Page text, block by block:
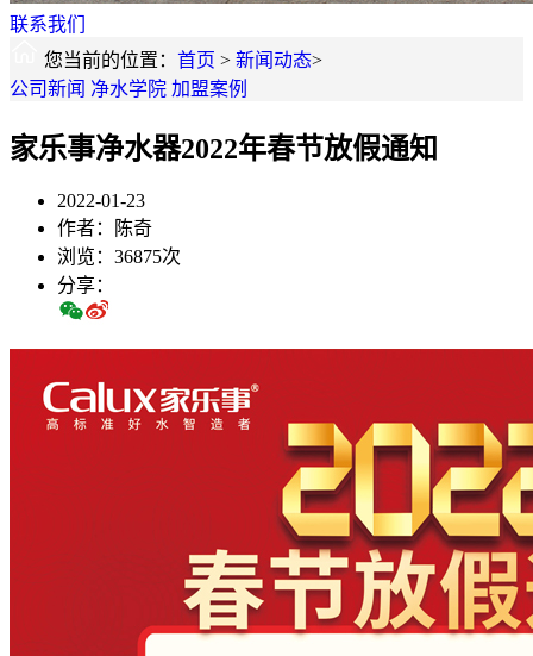
联系我们
您当前的位置： 首页 > 新闻动态>
公司新闻 净水学院 加盟案例
家乐事净水器2022年春节放假通知
2022-01-23
作者：陈奇
浏览：36875次
分享：